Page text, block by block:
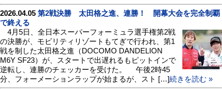
2026.04.05 第2戦決勝 太田格之進、連勝！ 開幕大会を完全制覇
で終える
4月5日、全日本スーパーフォーミュラ選手権第2戦
の決勝が、モビリティリゾートもてぎで行われ、第1
戦を制した太田格之進（DOCOMO DANDELION
M6Y SF23）が、スタートで出遅れるもピットインで
逆転し、連勝のチェッカーを受けた。 午後2時45
分、フォーメーションラップが始まるが、スト […]続きを読む »